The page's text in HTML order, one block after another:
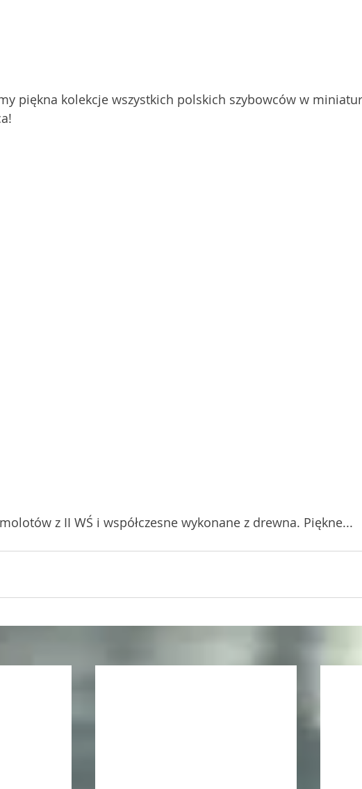
piękna kolekcje wszystkich polskich szybowców w
z II WŚ i współczesne wykonane z drewna. Piękne...